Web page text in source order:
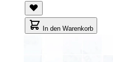
In den Warenkorb